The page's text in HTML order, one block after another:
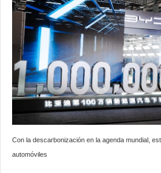
Con la descarbonización en la agenda mundial,
automóviles